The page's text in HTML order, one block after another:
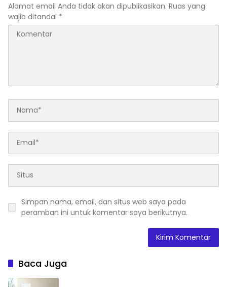
Alamat email Anda tidak akan dipublikasikan. Ruas yang
wajib ditandai *
Simpan nama, email, dan situs web saya pada
peramban ini untuk komentar saya berikutnya.
Baca Juga